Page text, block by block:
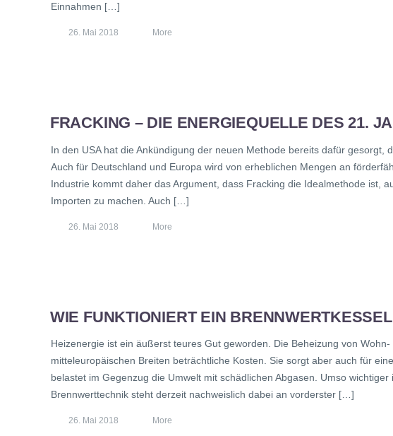
Einnahmen […]
26. Mai 2018 More
FRACKING – DIE ENERGIEQUELLE DES 21.
In den USA hat die Ankündigung der neuen Methode bereits dafür gesorgt,
Auch für Deutschland und Europa wird von erheblichen Mengen an
Industrie kommt daher das Argument, dass Fracking die Idealmethode ist,
Importen zu machen. Auch […]
26. Mai 2018 More
WIE FUNKTIONIERT EIN
Heizenergie ist ein äußerst teures Gut geworden. Die Beheizung von
mitteleuropäischen Breiten beträchtliche Kosten. Sie sorgt aber auch für
belastet im Gegenzug die Umwelt mit schädlichen Abgasen. Umso
Brennwerttechnik steht derzeit nachweislich dabei an vorderster […]
26. Mai 2018 More